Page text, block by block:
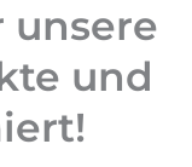
unsere
und